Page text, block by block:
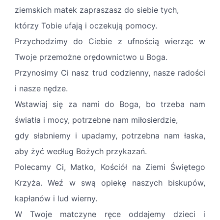
ziemskich matek zapraszasz do siebie tych,
którzy Tobie ufają i oczekują pomocy.
Przychodzimy do Ciebie z ufnością wierząc w
Twoje przemożne orędownictwo u Boga.
Przynosimy Ci nasz trud codzienny, nasze radości
i nasze nędze.
Wstawiaj się za nami do Boga, bo trzeba nam
światła i mocy, potrzebne nam miłosierdzie,
gdy słabniemy i upadamy, potrzebna nam łaska,
aby żyć według Bożych przykazań.
Polecamy Ci, Matko, Kościół na Ziemi Świętego
Krzyża. Weź w swą opiekę naszych biskupów,
kapłanów i lud wierny.
W Twoje matczyne ręce oddajemy dzieci i